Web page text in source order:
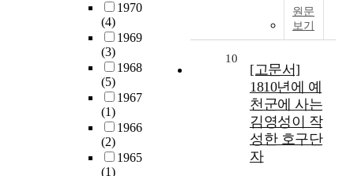
1970
(4)
1969
(3)
1968
(5)
1967
(1)
1966
(2)
1965
(1)
원문
보기
10
[고문서]
1810년에 예
천군에 사는
김영성이 작
성한 호구단
자